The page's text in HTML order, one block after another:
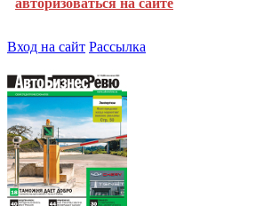
Вход на сайт Рассылка